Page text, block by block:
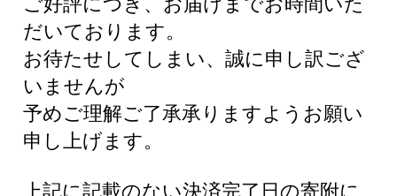
だいております。
お待たせしてしまい、誠に申し訳ござ
いませんが
予めご理解ご了承承りますようお願い
申し上げます。
上記に記載のない決済完了日の寄附に